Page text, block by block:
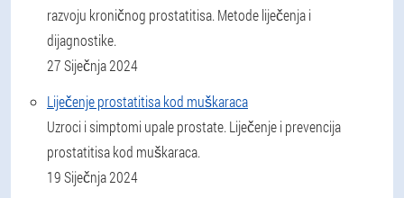
razvoju kroničnog prostatitisa. Metode liječenja i
dijagnostike.
27 Siječnja 2024
Liječenje prostatitisa kod muškaraca
Uzroci i simptomi upale prostate. Liječenje i prevencija
prostatitisa kod muškaraca.
19 Siječnja 2024